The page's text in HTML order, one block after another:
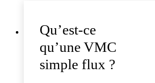
Qu’est-ce
qu’une VMC
simple flux ?